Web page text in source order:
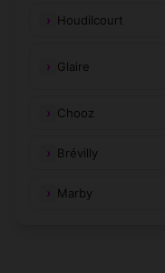
Houdilcourt
Glaire
Chooz
Brévilly
Marby